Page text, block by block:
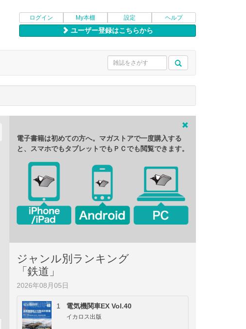
ログイン My本棚 設定 ヘルプ
ユーザー登録はこちらから
電子書籍は初めての方へ。マガストアで一度購入する
と、スマホでもタブレットでもＰＣでも閲覧できます。
ジャンル別ランキング
「鉄道」
2026年08月05日
1 電気機関車EX Vol.40
イカロス出版